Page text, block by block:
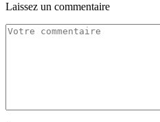
Laissez un commentaire